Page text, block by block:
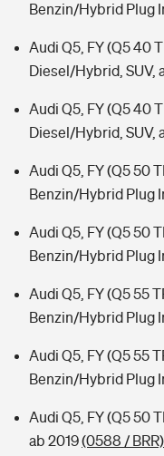
Benzin/Hybrid Plug
Audi Q5, FY (Q5 40
Diesel/Hybrid, SUV,
Audi Q5, FY (Q5 40
Diesel/Hybrid, SUV,
Audi Q5, FY (Q5 50
Benzin/Hybrid Plug
Audi Q5, FY (Q5 50
Benzin/Hybrid Plug
Audi Q5, FY (Q5 55
Benzin/Hybrid Plug
Audi Q5, FY (Q5 55
Benzin/Hybrid Plug
Audi Q5, FY (Q5 50
ab 2019(0588 / BRR)